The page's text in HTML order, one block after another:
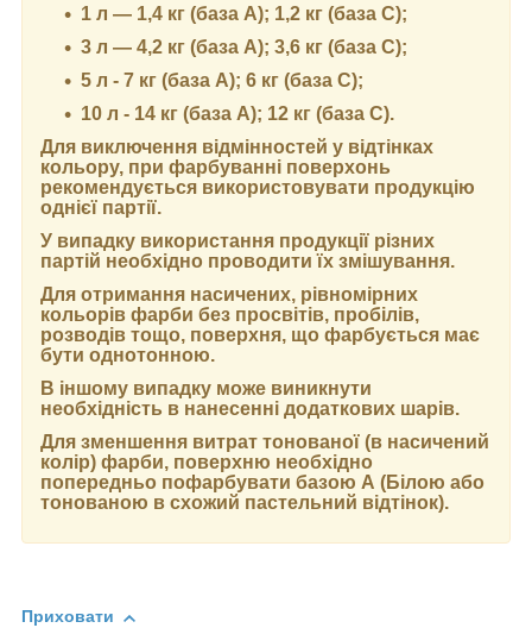
1 л — 1,4 кг (база А); 1,2 кг (база С);
3 л — 4,2 кг (база А); 3,6 кг (база C);
5 л - 7 кг (база А); 6 кг (база С);
10 л - 14 кг (база А); 12 кг (база С).
Для виключення відмінностей у відтінках
кольору, при фарбуванні поверхонь
рекомендується використовувати продукцію
однієї партії.
У випадку використання продукції різних
партій необхідно проводити їх змішування.
Для отримання насичених, рівномірних
кольорів фарби без просвітів, пробілів,
розводів тощо, поверхня, що фарбується має
бути однотонною.
В іншому випадку може виникнути
необхідність в нанесенні додаткових шарів.
Для зменшення витрат тонованої (в насичений
колір) фарби, поверхню необхідно
попередньо пофарбувати базою А (Білою або
тонованою в схожий пастельний відтінок).
Приховати